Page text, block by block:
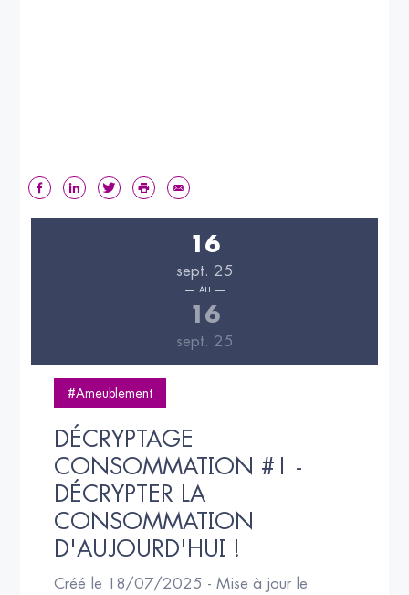
16
sept. 25
AU
16
sept. 25
#Ameublement
DÉCRYPTAGE
CONSOMMATION #1 -
DÉCRYPTER LA
CONSOMMATION
D'AUJOURD'HUI !
Créé le 18/07/2025 - Mise à jour le